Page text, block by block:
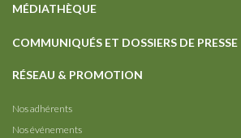
MÉDIATHÈQUE
COMMUNIQUÉS ET DOSSIERS DE PRESSE
RÉSEAU & PROMOTION
Nos adhérents
Nos événements